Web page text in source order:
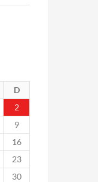
D
2
9
16
23
30